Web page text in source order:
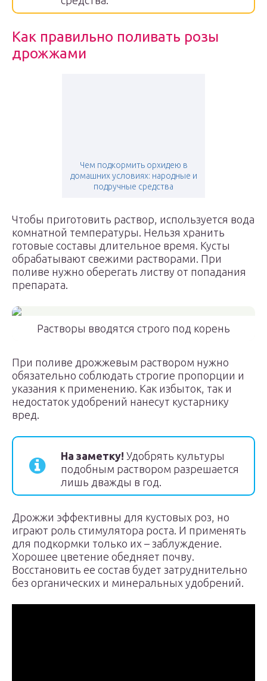
Как правильно поливать розы
дрожжами
Чем подкормить орхидею в
домашних условиях: народные и
подручные средства
Чтобы приготовить раствор, используется вода
комнатной температуры. Нельзя хранить
готовые составы длительное время. Кусты
обрабатывают свежими растворами. При
поливе нужно оберегать листву от попадания
препарата.
Растворы вводятся строго под корень
При поливе дрожжевым раствором нужно
обязательно соблюдать строгие пропорции и
указания к применению. Как избыток, так и
недостаток удобрений нанесут кустарнику
вред.
На заметку! Удобрять культуры
подобным раствором разрешается
лишь дважды в год.
Дрожжи эффективны для кустовых роз, но
играют роль стимулятора роста. И применять
для подкормки только их – заблуждение.
Хорошее цветение обедняет почву.
Восстановить ее состав будет затруднительно
без органических и минеральных удобрений.